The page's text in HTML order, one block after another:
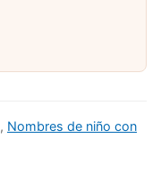
, Nombres de niño con